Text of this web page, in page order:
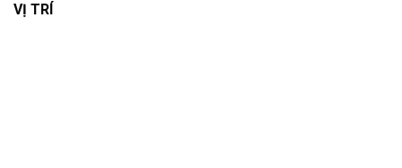
VỊ TRÍ